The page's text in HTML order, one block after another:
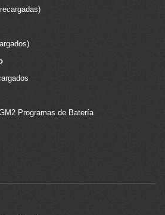
Programas de Batería